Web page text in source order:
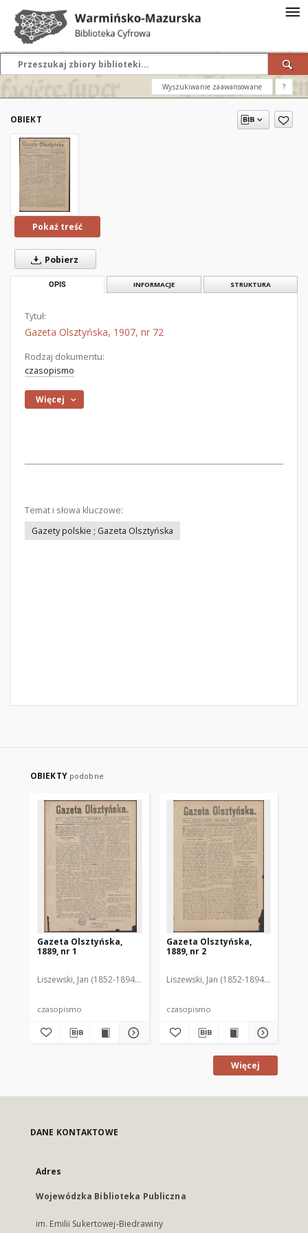
Wyszukiwanie zaawansowane ?
OBIEKT
Pokaż treść
Pobierz
OPIS INFORMACJE STRUKTURA
Tytuł:
Gazeta Olsztyńska, 1907, nr 72
Rodzaj dokumentu:
czasopismo
Więcej
Temat i słowa kluczowe:
Gazety polskie ; Gazeta Olsztyńska
OBIEKTY podobne
Gazeta Olsztyńska,
1889, nr 1
Liszewski, Jan (1852-1894). Red.
czasopismo
Gazeta Olsztyńska,
1889, nr 2
Liszewski, Jan (1852-1894). Red.
czasopismo
Więcej
DANE KONTAKTOWE
Adres
Wojewódzka Biblioteka Publiczna
im. Emilii Sukertowej-Biedrawiny